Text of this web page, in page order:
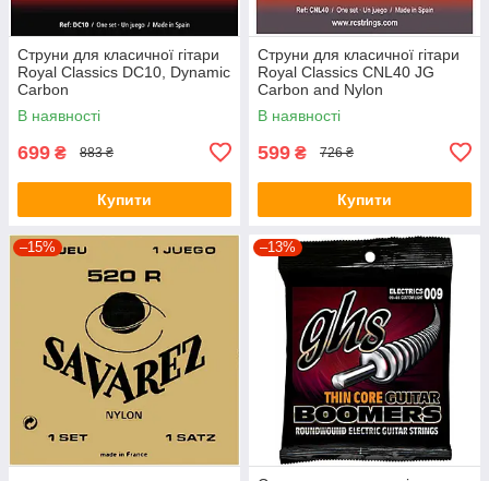
Струни для класичної гітари
Royal Classics DC10, Dynamic
Carbon
В наявності
699 ₴ 883 ₴
Купити
Струни для класичної гітари
Royal Classics CNL40 JG
Carbon and Nylon
В наявності
599 ₴ 726 ₴
Купити
–15% –13%